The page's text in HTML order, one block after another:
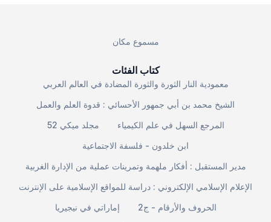
مسموع مكان
كتاب الفئات
معمودية النار الثورة والثورة المضادة في العالم العربي
الشيخ محمد بن أبي جمهور الأحسائي : قدوة العلم والعمل
مجلد ميكي 52
المرجع السهل في علم الكيمياء
ابن خلدون - فلسفة الاجتماعية
مدير المستقبل : أفكار ملهمة وتمرينات عملية من الإدارة الغربية
الإعلام الإسلامي الإلكتروني : دراسة للمواقع الإسلامية على الإنترنت
إماراتي في نيجيريا
الحروف والأرقام - ج2